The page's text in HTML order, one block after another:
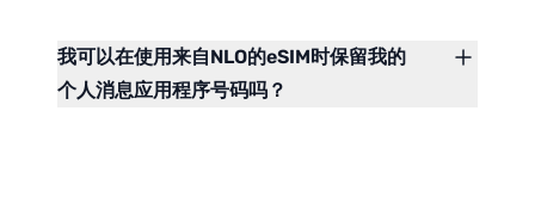
我可以在使用来自NLO的eSIM时保留我的
个人消息应用程序号码吗？